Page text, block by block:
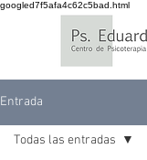
googled7f5afa4c62c5bad.html
Entrada
Todas las entradas